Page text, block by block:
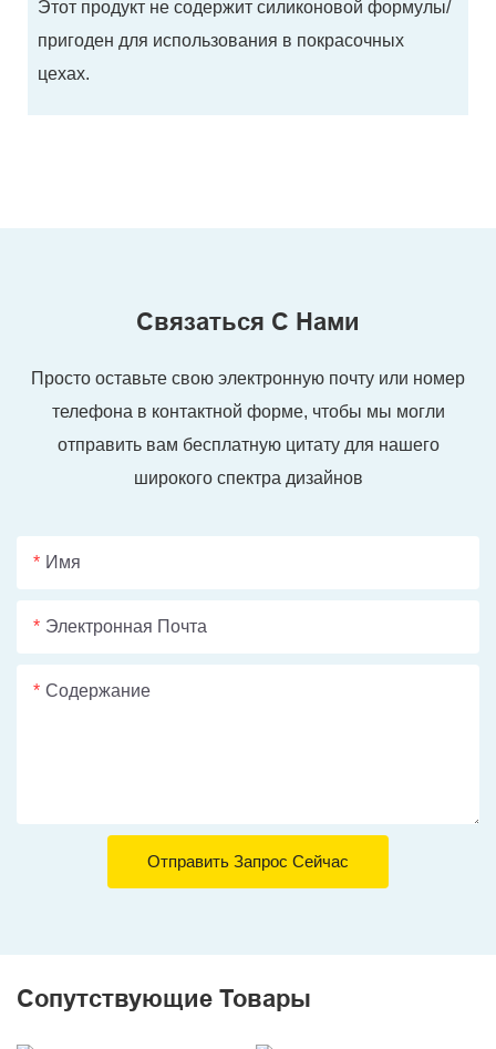
Этот продукт не содержит силиконовой формулы/
пригоден для использования в покрасочных
цехах.
Связаться С Нами
Просто оставьте свою электронную почту или номер
телефона в контактной форме, чтобы мы могли
отправить вам бесплатную цитату для нашего
широкого спектра дизайнов
Имя
Электронная Почта
Содержание
Отправить Запрос Сейчас
Сопутствующие Товары